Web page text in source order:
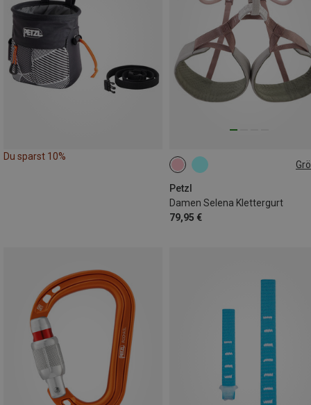
Du sparst 10%
Petzl
Damen Selena Klettergurt
79,95 €
65-71CM
77-84CM